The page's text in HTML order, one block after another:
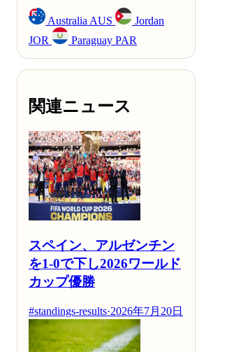
Australia AUS
Jordan
JOR
Paraguay PAR
関連ニュース
スペイン、アルゼンチン
を1-0で下し2026ワールド
カップ優勝
#standings-results·2026年7月20日